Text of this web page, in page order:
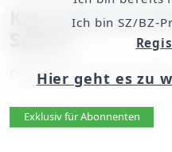
Kurt-Heinz
Dienstag, 31. März
Artikel vorlesen
Exklusiv für Abonnenten
Ich bin SZ/BZ-
Hier geht es zu